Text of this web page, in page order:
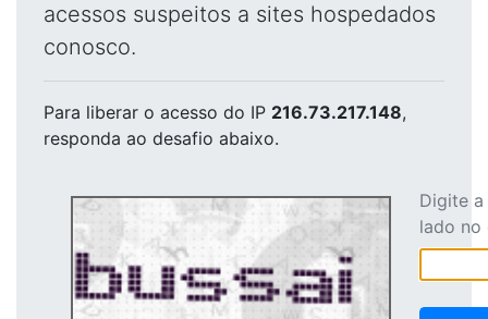
acessos suspeitos a sites hospedados
conosco.
Para liberar o acesso do IP 216.73.217.148,
responda ao desafio abaixo.
Digite
lado no